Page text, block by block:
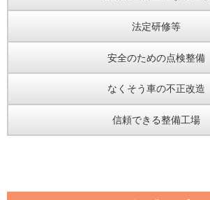
法定研修等
安全のための点検整備
なくそう車の不正改造
信頼できる整備工場